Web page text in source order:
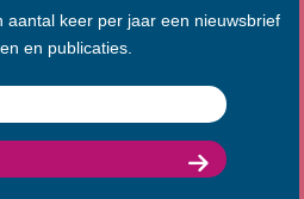
aantal keer per jaar een nieuwsbrief
en publicaties.